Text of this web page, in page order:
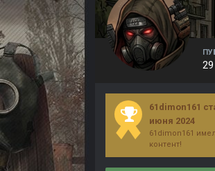
29
61dimon161
июня 2024
61dimon161
контент!